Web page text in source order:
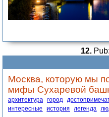
12.
Москва, которую мы
мифы Сухаревой
архитектура город
интересные
история легенда